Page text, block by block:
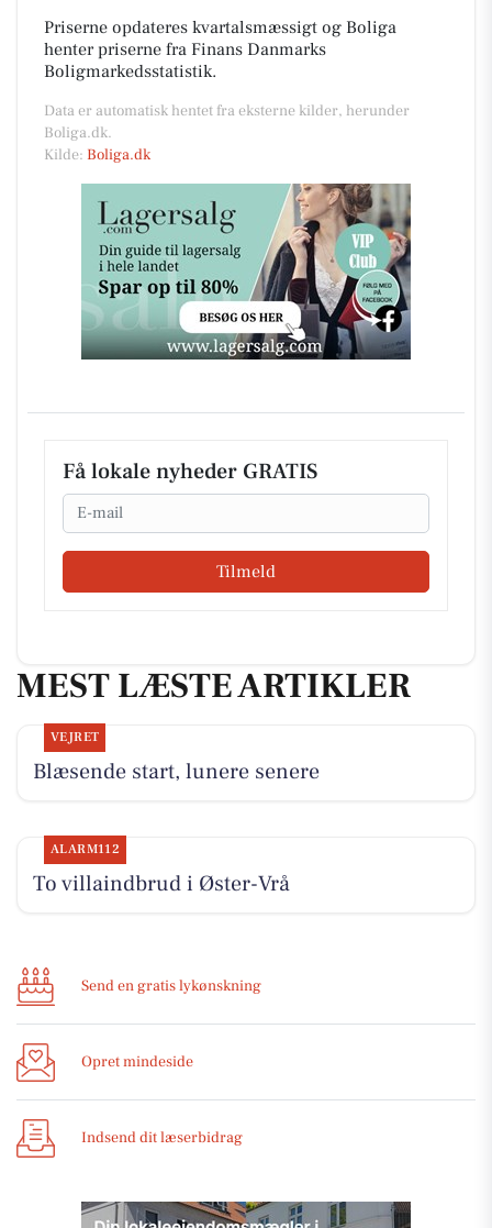
Priserne opdateres kvartalsmæssigt og Boliga
henter priserne fra Finans Danmarks
Boligmarkedsstatistik.
Data er automatisk hentet fra eksterne kilder, herunder
Boliga.dk.
Kilde: Boliga.dk
Få lokale nyheder GRATIS
Email
Tilmeld
MEST LÆSTE ARTIKLER
VEJRET
Blæsende start, lunere senere
ALARM112
To villaindbrud i Øster-Vrå
Send en gratis lykønskning
Opret mindeside
Indsend dit læserbidrag